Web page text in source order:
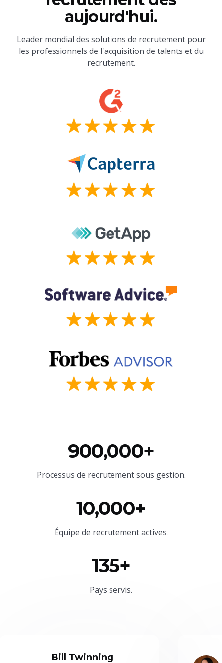
aujourd'hui.
Leader mondial des solutions de recrutement pour
les professionnels de l'acquisition de talents et du
recrutement.
900,000+
Processus de recrutement sous gestion.
10,000+
Équipe de recrutement actives.
135+
Pays servis.
Bill Twinning